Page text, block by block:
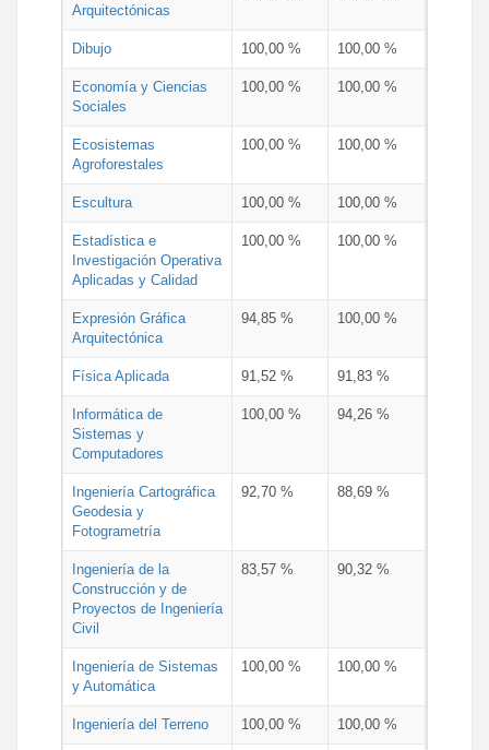
Arquitectónicas
Dibujo 100,00 % 100,00 %
Economía y Ciencias
Sociales
100,00 % 100,00 %
Ecosistemas
Agroforestales
100,00 % 100,00 %
Escultura 100,00 % 100,00 %
Estadística e
Investigación Operativa
Aplicadas y Calidad
100,00 % 100,00 %
Expresión Gráfica
Arquitectónica
94,85 % 100,00 %
Física Aplicada 91,52 % 91,83 %
Informática de
Sistemas y
Computadores
100,00 % 94,26 %
Ingeniería Cartográfica
Geodesia y
Fotogrametría
92,70 % 88,69 %
Ingeniería de la
Construcción y de
Proyectos de Ingeniería
Civil
83,57 % 90,32 %
Ingeniería de Sistemas
y Automática
100,00 % 100,00 %
Ingeniería del Terreno 100,00 % 100,00 %